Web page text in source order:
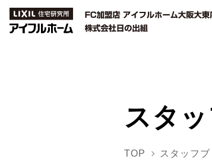
スタ
TOP スタッフ